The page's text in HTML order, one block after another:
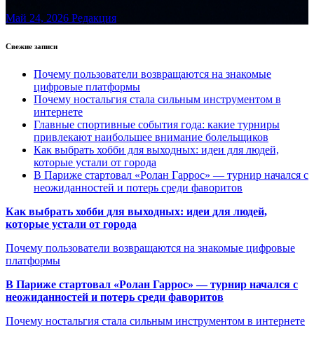
Май 24, 2026 Редакция
Свежие записи
Почему пользователи возвращаются на знакомые
цифровые платформы
Почему ностальгия стала сильным инструментом в
интернете
Главные спортивные события года: какие турниры
привлекают наибольшее внимание болельщиков
Как выбрать хобби для выходных: идеи для людей,
которые устали от города
В Париже стартовал «Ролан Гаррос» — турнир начался с
неожиданностей и потерь среди фаворитов
Как выбрать хобби для выходных: идеи для людей,
которые устали от города
Почему пользователи возвращаются на знакомые цифровые
платформы
В Париже стартовал «Ролан Гаррос» — турнир начался с
неожиданностей и потерь среди фаворитов
Почему ностальгия стала сильным инструментом в интернете